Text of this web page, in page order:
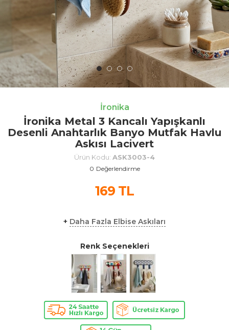
İronika
İronika Metal 3 Kancalı Yapışkanlı
Desenli Anahtarlık Banyo Mutfak Havlu
Askısı Lacivert
Ürün Kodu: ASK3003-4
0 Değerlendirme
169 TL
+ Daha Fazla Elbise Askıları
Renk Seçenekleri